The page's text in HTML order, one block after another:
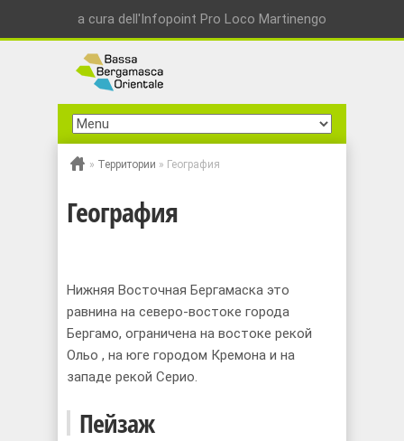
a cura dell'Infopoint Pro Loco Martinengo
» Территории » География
География
Нижняя Востoчная Бергамаска это
равнина на северо-востоке города
Бергамо, ограничена на востоке рекой
Ольо , на юге городом Кремона и на
западе рекой Серио.
Пейзаж